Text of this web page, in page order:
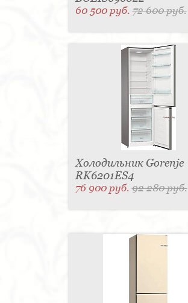
60 500 руб.72 600 руб.
Холодильник Gorenje
RK6201ES4
76 900 руб.92 280 руб.